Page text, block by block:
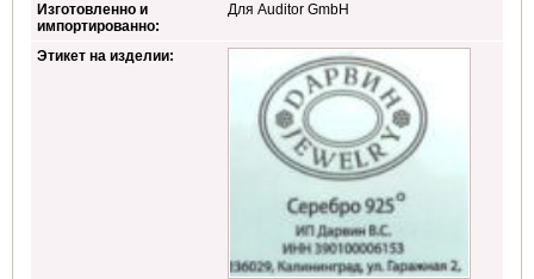
Изготовленно и
импортированно:
Для Auditor GmbH
Этикет на изделии: